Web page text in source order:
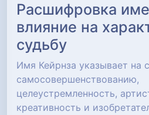
Расшифровка
влияние на
судьбу
Имя Кейрнза указывает на
самосовершенствованию,
целеустремленность,
креативность и